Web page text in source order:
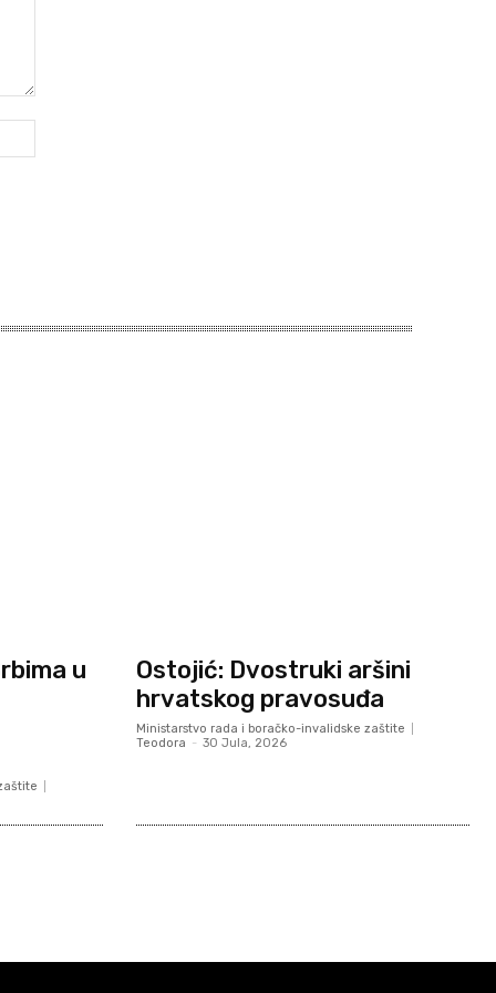
u
Ostojić: Dvostruki aršini
hrvatskog pravosuđa
Ministarstvo rada i boračko-invalidske zaštite
Teodora - 30 Jula, 2026